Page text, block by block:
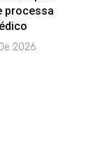
processa
2026